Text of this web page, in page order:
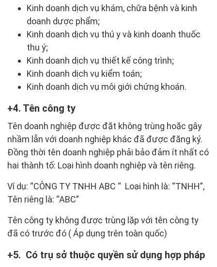
Kinh doanh dịch vụ khám, chữa bệnh và kinh
doanh dược phẩm;
Kinh doanh dịch vụ thú y và kinh doanh thuốc
thu ý;
Kinh doanh dịch vụ thiết kế công trình;
Kinh doanh dịch vụ kiểm toán;
Kinh doanh dịch vụ môi giới chứng khoán.
4. Tên công ty
Tên doanh nghiệp được đặt không trùng hoặc gây
nhầm lẫn với doanh nghiệp khác đã được đăng ký.
Đồng thời tên doanh nghiệp phải bảo đảm ít nhất có
hai thành tố: Loại hình doanh nghiệp và tên riêng.
Ví dụ: “CÔNG TY TNHH ABC “ Loại hình là: “TNHH”,
Tên riêng là: “ABC”
Tên công ty không được trùng lặp với tên công ty
đã có trước đó ( Áp dụng trên toàn quốc)
5. Có trụ sở thuộc quyền sử dụng hợp pháp